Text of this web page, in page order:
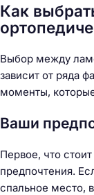
Как
Выбор между
зависит от ряда
моменты,
Ваши
Первое, что
предпочтения.
спальное место,